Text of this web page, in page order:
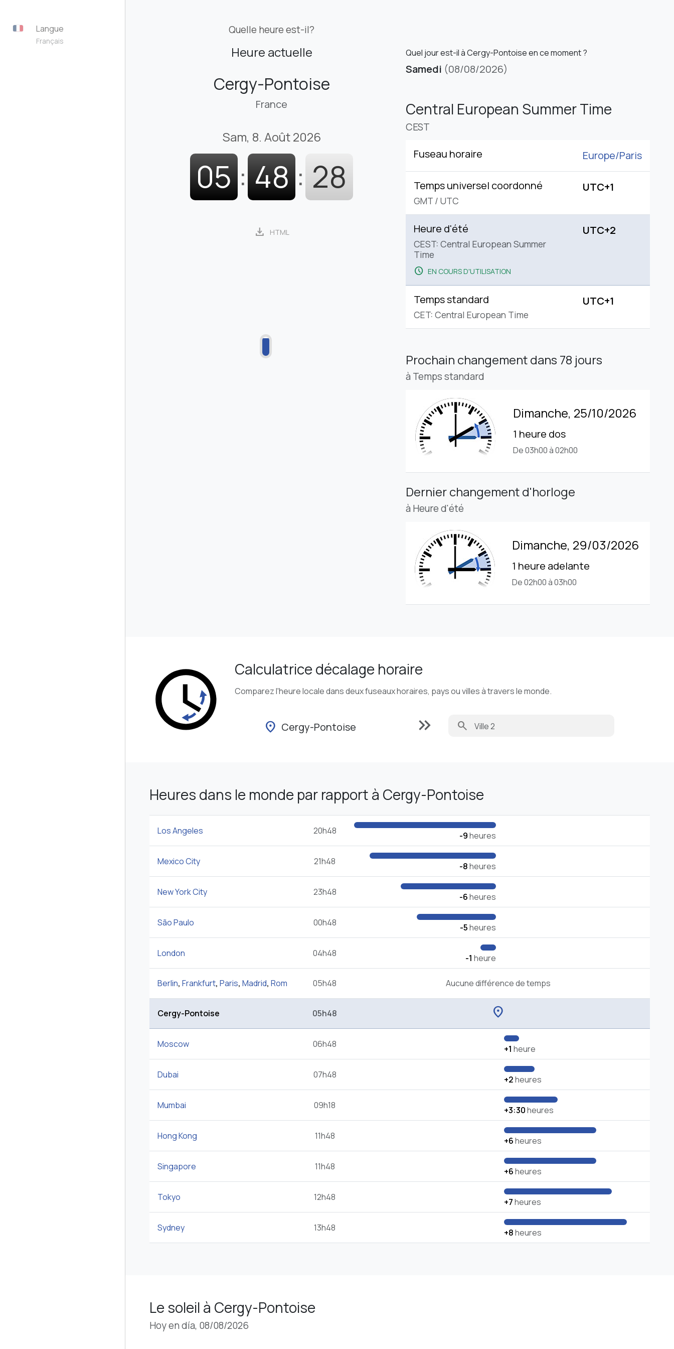
Langue
Français
Quelle heure est-il?
Heure actuelle
Cergy-Pontoise
France
Sam, 8. Août 2026
05 : 48 : 29
download HTML
Quel jour est-il à Cergy-Pontoise en ce moment ?
Samedi (08/08/2026)
Central European Summer Time
CEST
Fuseau horaire Europe/Paris
Temps universel coordonné
GMT / UTC
UTC+1
Heure d'été
CEST: Central European Summer
Time
schedule EN COURS D'UTILISATION
UTC+2
Temps standard
CET: Central European Time
UTC+1
Prochain changementdans 78 jours
à Temps standard
Dimanche, 25/10/2026
1 heure dos
De 03h00 à 02h00
Dernier changement d'horloge
à Heure d'été
Dimanche, 29/03/2026
1 heure adelante
De 02h00 à 03h00
Calculatrice décalage horaire
Comparez l'heure locale dans deux fuseaux horaires, pays ou villes à travers le monde.
location_on Cergy-Pontoise keyboard_double_arrow_right search
Heures dans le monde par rapport à Cergy-Pontoise
Los Angeles 20h48 -9heures
Mexico City 21h48 -8heures
New York City 23h48 -6heures
São Paulo 00h48 -5heures
London 04h48 -1 heure
Berlin, Frankfurt, Paris, Madrid, Rom 05h48 Aucune différence de temps
Cergy-Pontoise 05h48 location_on
Moscow 06h48 +1 heure
Dubai 07h48 +2heures
Mumbai 09h18 +3:30heures
Hong Kong 11h48 +6heures
Singapore 11h48 +6heures
Tokyo 12h48 +7heures
Sydney 13h48 +8heures
Le soleil à Cergy-Pontoise
Hoy en día, 08/08/2026